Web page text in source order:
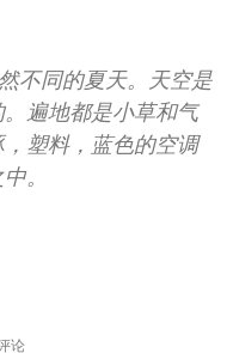
不同的夏天。天空是
遍地都是小草和气
塑料，蓝色的空调
。
论